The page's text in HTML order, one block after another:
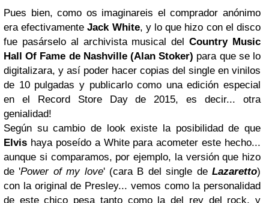
Pues bien, como os imaginareis el comprador anónimo
era efectivamenteJack White, y lo que hizo con el disco
fue pasárselo al archivista musical delCountry Music
Hall Of Fame de Nashville (Alan Stoker) para que se lo
digitalizara, y así poder hacer copias del single en vinilos
de 10 pulgadas y publicarlo como una edición especial
en el Record Store Day de 2015, es decir... otra
genialidad!
Según su cambio de look existe la posibilidad de que
Elvis haya poseído a White para acometer este hecho...
aunque si comparamos, por ejemplo, la versión que hizo
de 'Power of my love' (cara B del single deLazaretto)
con la original de Presley... vemos como la personalidad
de este chico pesa tanto como la del rey del rock, y